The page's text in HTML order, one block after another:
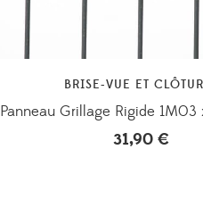
BRISE-VUE ET
Panneau Grillage Rigide
31,90 €